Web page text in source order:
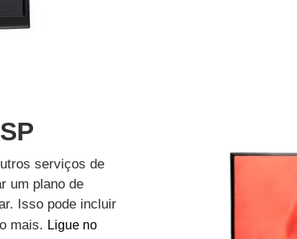
serviços de
um plano de
Isso pode incluir
mais. Ligue no